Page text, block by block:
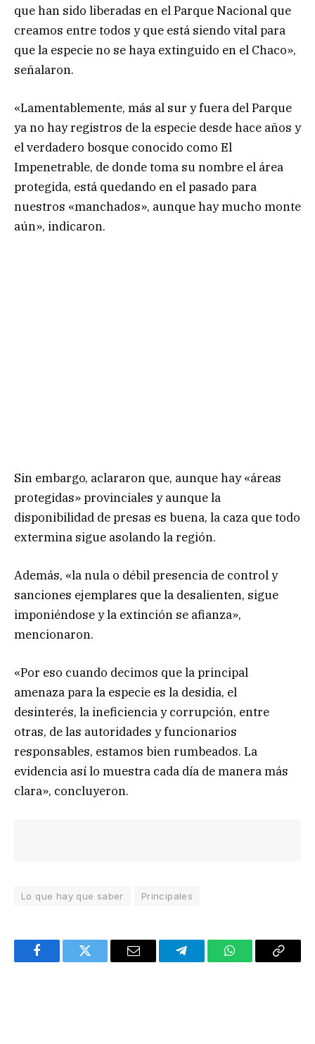
que han sido liberadas en el Parque Nacional que
creamos entre todos y que está siendo vital para
que la especie no se haya extinguido en el Chaco»,
señalaron.
«Lamentablemente, más al sur y fuera del Parque
ya no hay registros de la especie desde hace años y
el verdadero bosque conocido como El
Impenetrable, de donde toma su nombre el área
protegida, está quedando en el pasado para
nuestros «manchados», aunque hay mucho monte
aún», indicaron.
Sin embargo, aclararon que, aunque hay «áreas
protegidas» provinciales y aunque la
disponibilidad de presas es buena, la caza que todo
extermina sigue asolando la región.
Además, «la nula o débil presencia de control y
sanciones ejemplares que la desalienten, sigue
imponiéndose y la extinción se afianza»,
mencionaron.
«Por eso cuando decimos que la principal
amenaza para la especie es la desidia, el
desinterés, la ineficiencia y corrupción, entre
otras, de las autoridades y funcionarios
responsables, estamos bien rumbeados. La
evidencia así lo muestra cada día de manera más
clara», concluyeron.
Lo que hay que saber Principales
FacebookTwitter Email TelegramWhatsAppCopy